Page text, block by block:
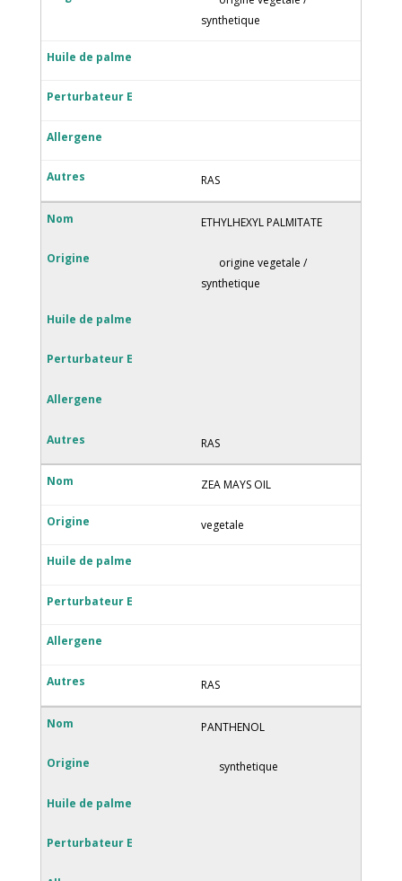
synthetique
RAS
ETHYLHEXYL PALMITATE
origine vegetale /
synthetique
RAS
ZEA MAYS OIL
vegetale
RAS
PANTHENOL
synthetique